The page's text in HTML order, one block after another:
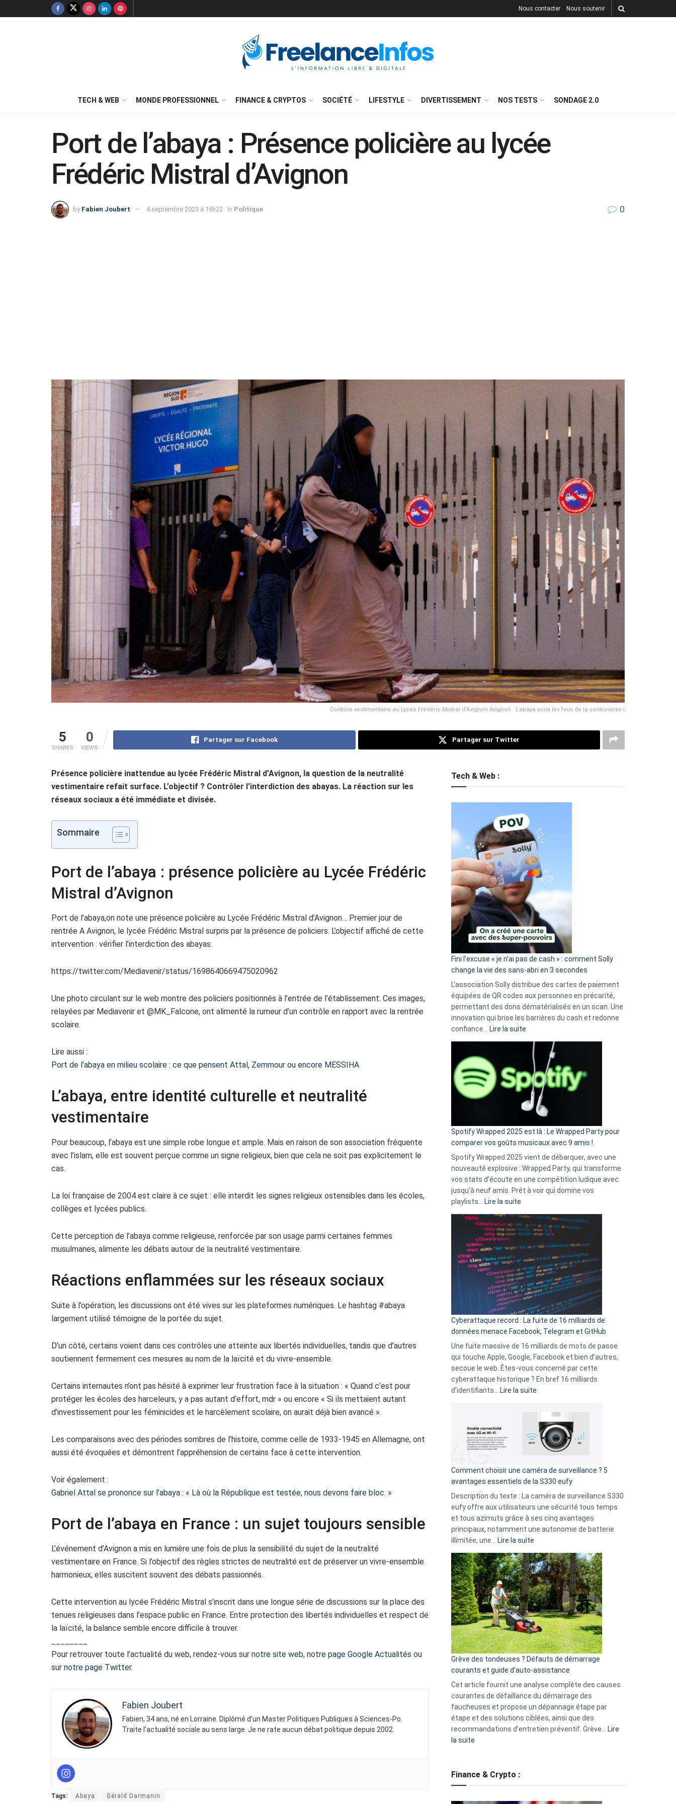
Nous contacter Nous soutenir
TECH & WEB MONDE PROFESSIONNEL FINANCE & CRYPTOS SOCIÉTÉ LIFESTYLE DIVERTISSEMENT NOS TESTS SONDAGE 2.0
Port de l’abaya : Présence policière au lycée
Frédéric Mistral d’Avignon
by Fabien Joubert 4 septembre 2023 à 16h22 in Politique 0
Contrôle vestimentaire au Lycée Frédéric Mistral d'Avignon Avignon : L'abaya sous les feux de la controverse !
5
SHARES
0
VIEWS
Partager sur Facebook Partager sur Twitter
Présence policière inattendue au lycée Frédéric Mistral d’Avignon, la question de la neutralité
vestimentaire refait surface. L’objectif ? Contrôler l’interdiction des abayas. La réaction sur les
réseaux sociaux a été immédiate et divisée.
Sommaire
Port de l’abaya : présence policière au Lycée Frédéric
Mistral d’Avignon
Port de l’abaya,on note une présence policière au Lycée Frédéric Mistral d’Avignon… Premier jour de
rentrée A Avignon, le lycée Frédéric Mistral surpris par la présence de policiers. L’objectif affiché de cette
intervention : vérifier l’interdiction des abayas.
https://twitter.com/Mediavenir/status/1698640669475020962
Une photo circulant sur le web montre des policiers positionnés à l’entrée de l’établissement. Ces images,
relayées par Mediavenir et @MK_Falcone, ont alimenté la rumeur d’un contrôle en rapport avec la rentrée
scolaire.
Lire aussi :
Port de l’abaya en milieu scolaire : ce que pensent Attal, Zemmour ou encore MESSIHA
L’abaya, entre identité culturelle et neutralité
vestimentaire
Pour beaucoup, l’abaya est une simple robe longue et ample. Mais en raison de son association fréquente
avec l’islam, elle est souvent perçue comme un signe religieux, bien que cela ne soit pas explicitement le
cas.
La loi française de 2004 est claire à ce sujet : elle interdit les signes religieux ostensibles dans les écoles,
collèges et lycées publics.
Cette perception de l’abaya comme religieuse, renforcée par son usage parmi certaines femmes
musulmanes, alimente les débats autour de la neutralité vestimentaire.
Réactions enflammées sur les réseaux sociaux
Suite à l’opération, les discussions ont été vives sur les plateformes numériques. Le hashtag #abaya
largement utilisé témoigne de la portée du sujet.
D’un côté, certains voient dans ces contrôles une atteinte aux libertés individuelles, tandis que d’autres
soutiennent fermement ces mesures au nom de la laïcité et du vivre-ensemble.
Certains internautes n’ont pas hésité à exprimer leur frustration face à la situation : « Quand c’est pour
protéger les écoles des harceleurs, y a pas autant d’effort, mdr » ou encore « Si ils mettaient autant
d’investissement pour les féminicides et le harcèlement scolaire, on aurait déjà bien avancé ».
Les comparaisons avec des périodes sombres de l’histoire, comme celle de 1933-1945 en Allemagne, ont
aussi été évoquées et démontrent l’appréhension de certains face à cette intervention.
Voir également :
Gabriel Attal se prononce sur l’abaya : « Là où la République est testée, nous devons faire bloc. »
Port de l’abaya en France : un sujet toujours sensible
L’événement d’Avignon a mis en lumière une fois de plus la sensibilité du sujet de la neutralité
vestimentaire en France. Si l’objectif des règles strictes de neutralité est de préserver un vivre-ensemble
harmonieux, elles suscitent souvent des débats passionnés.
Cette intervention au lycée Frédéric Mistral s’inscrit dans une longue série de discussions sur la place des
tenues religieuses dans l’espace public en France. Entre protection des libertés individuelles et respect de
la laïcité, la balance semble encore difficile à trouver.
Pour retrouver toute l’actualité du web, rendez-vous sur notre site web, notre page Google Actualités ou
sur notre page Twitter.
Fabien Joubert
Fabien, 34 ans, né en Lorraine. Diplômé d’un Master Politiques Publiques à Sciences-Po.
Traite l’actualité sociale au sens large. Je ne rate aucun débat politique depuis 2002.
Tags: Abaya Gérald Darmanin
Tech & Web :
Fini l’excuse « je n’ai pas de cash » : comment Solly
change la vie des sans-abri en 3 secondes
L’association Solly distribue des cartes de paiement
équipées de QR codes aux personnes en précarité,
permettant des dons dématérialisés en un scan. Une
innovation qui brise les barrières du cash et redonne
confiance…
Lire la suite
l’excuse
je
n’ai
pas
de
cash
»
Solly
change
la
vie
sans-
abri
en
3
secondes
Spotify Wrapped 2025 est là : Le Wrapped Party pour
comparer vos goûts musicaux avec 9 amis !
Spotify Wrapped 2025 vient de débarquer, avec une
nouveauté explosive : Wrapped Party, qui transforme
vos stats d’écoute en une compétition ludique avec
jusqu’à neuf amis. Prêt à voir qui domine vos
playlists…
Lire la suite
Wrapped
2025
est
:
Le
Wrapped
Party
pour
comparer
vos
goûts
musicaux
avec
9
amis
Cyberattaque record : La fuite de 16 milliards de
données menace Facebook, Telegram et GitHub
Une fuite massive de 16 milliards de mots de passe
qui touche Apple, Google, Facebook et bien d’autres,
secoue le web. Êtes-vous concerné par cette
cyberattaque historique ? En bref 16 milliards
d’identifiants…
Lire la suite
record
La
fuite
16
milliards
données
menace
Facebook,
Telegram
GitHub
Comment choisir une caméra de surveillance ? 5
avantages essentiels de la S330 eufy
Description du texte : La caméra de surveillance S330
eufy offre aux utilisateurs une sécurité tous temps
et tous azimuts grâce à ses cinq avantages
principaux, notamment une autonomie de batterie
illimitée, une…
Lire la suite
choisir
une
caméra
de
surveillance
?
5
avantages
essentiels
de
la
S330
eufy
Grève des tondeuses ? Défauts de démarrage
courants et guide d’auto-assistance
Cet article fournit une analyse complète des causes
courantes de défaillance du démarrage des
faucheuses et propose un dépannage étape par
étape et des solutions ciblées, ainsi que des
recommandations d’entretien préventif. Grève…
Lire
la suite
tondeuses
Finance & Crypto :